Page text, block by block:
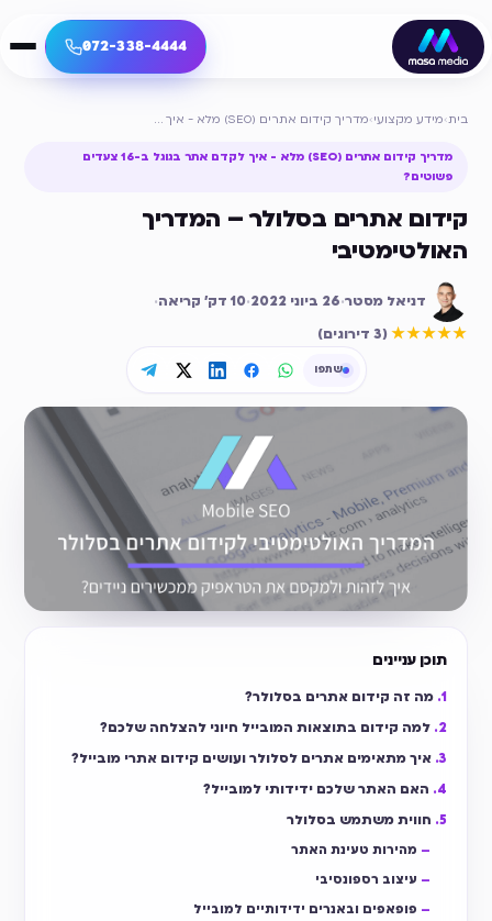
072-338-4444
בית›מידע מקצועי› מדריך קידום אתרים (SEO) מלא - איך לקדם אתר בגוגל ב-16 צעדים פשוטים?
מדריך קידום אתרים (SEO) מלא - איך לקדם אתר בגוגל ב-16 צעדים
פשוטים?
קידום אתרים בסלולר – המדריך
האולטימטיבי
דניאל מסטר·26 ביוני 2022 ·
10 דק׳ קריאה·
★★★★★
(3 דירוגים )
שתפו
תוכן עניינים
מה זה קידום אתרים בסלולר?
למה קידום בתוצאות המובייל חיוני להצלחה שלכם?
איך מתאימים אתרים לסלולר ועושים קידום אתרי מובייל?
האם האתר שלכם ידידותי למובייל?
חווית משתמש בסלולר
מהירות טעינת האתר
עיצוב רספונסיבי
פופאפים ובאנרים ידידותיים למובייל